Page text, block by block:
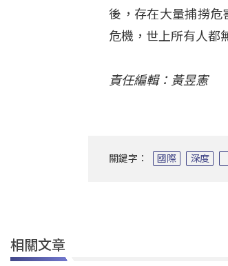
後，存在大量捕撈危
危機，世上所有人都
責任編輯：黃昱憲
關鍵字： 國際 深度
相關文章